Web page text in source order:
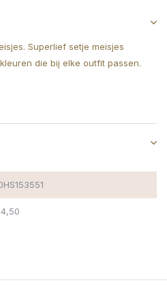
Superlief setje meisjes
die bij elke outfit passen.